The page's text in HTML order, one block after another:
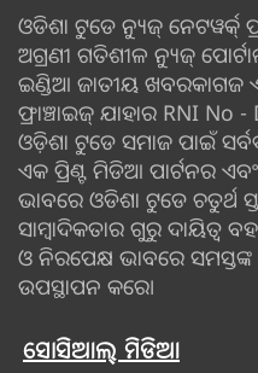
ଓଡିଶା ଟୁଡେ ନ୍ୟୁଜ୍ ନେଟୱର୍କ୍
ଅଗ୍ରଣୀ ଗତିଶୀଳ ନ୍ୟୁଜ୍
ଇଣ୍ଡିଆ ଜାତୀୟ ଖବରକାଗଜ
ଫ୍ରାଞ୍ଚାଇଜ୍ ଯାହାର RNI
ଓଡ଼ିଶା ଟୁଡେ ସମାଜ ପାଇଁ
ଏକ ପ୍ରିଣ୍ଟ ମିଡିଆ ପାର୍ଟନର
ଭାବରେ ଓଡିଶା ଟୁଡେ ଚତୁର୍ଥ
ସାମ୍ବାଦିକତାର ଗୁରୁ ଦାୟିତ୍ବ
ଓ ନିରପେକ୍ଷ ଭାବରେ
ଉପସ୍ଥାପନ କରେ।
ସୋସିଆଲ୍ ମିଡିଆ